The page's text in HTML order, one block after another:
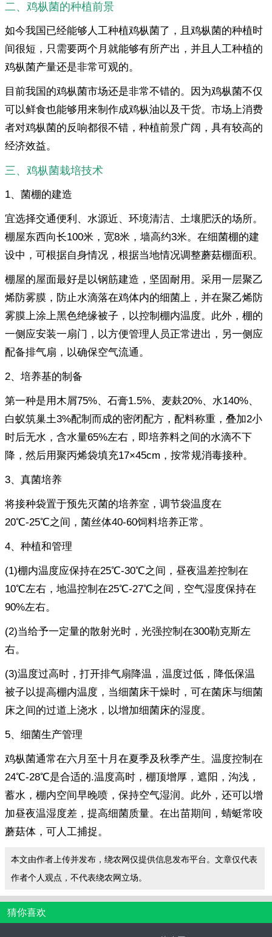
二、鸡枞菌的种植前景
如今我国已经能够人工种植鸡枞菌了，且鸡枞菌的种植时
间很短，只需要两个月就能够有所产出，并且人工种植的
鸡枞菌产量还是非常可观的。
目前我国的鸡枞菌市场还是非常不错的。因为鸡枞菌不仅
可以鲜食也能够用来制作成鸡枞油以及干货。市场上消费
者对鸡枞菌的反响都很不错，种植前景广阔，具有较高的
经济效益。
三、鸡枞菌栽培技术
1、菌棚的建造
宜选择交通便利、水源近、环境清洁、土壤肥沃的场所。
棚屋东西向长100米，宽8米，墙高约3米。在细菌棚的建
设中，可根据自身情况，根据当地情况调整蘑菇棚面积。
棚屋的屋面最好是以钢筋建造，坚固耐用。采用一层聚乙
烯防雾膜，防止水滴落在鸡体内的细菌上，并在聚乙烯防
雾膜上涂上黑色绝缘被子，以控制棚内温度。此外，棚的
一侧应安装一扇门，以方便管理人员正常进出，另一侧应
配备排气扇，以确保空气流通。
2、培养基的制备
第一种是用木屑75%、石膏1.5%、麦麸20%、水140%、
白蚁筑巢土3%配制而成的密闭配方，配料称重，叠加2小
时后无水，含水量65%左右，即培养料之间的水滴不下
降，然后用聚丙烯袋填充17×45cm，按常规消毒接种。
3、真菌培养
将接种袋置于预先灭菌的培养室，调节袋温度在
20℃-25℃之间，菌丝体40-60饲料培养正常。
4、种植和管理
(1)棚内温度应保持在25℃-30℃之间，昼夜温差控制在
10℃左右，地温控制在25℃-27℃之间，空气湿度保持在
90%左右。
(2)当给予一定量的散射光时，光强控制在300勒克斯左
右。
(3)温度过高时，打开排气扇降温，温度过低，降低保温
被子以提高棚内温度，当细菌床干燥时，可在菌床与细菌
床之间的过道上浇水，以增加细菌床的湿度。
5、细菌生产管理
鸡枞菌通常在六月至十月在夏季及秋季产生。温度控制在
24℃-28℃是合适的.温度高时，棚顶增厚，遮阳，沟浅，
蓄水，棚内空间早晚喷，保持空气湿润。此外，还可以增
加昼夜温湿度差，提高细菌质量。在出苗期间，蜻蜓常咬
蘑菇体，可人工捕捉。
本文由作者上传并发布，绕农网仅提供信息发布平台。文章仅代表
作者个人观点，不代表绕农网立场。
猜你喜欢